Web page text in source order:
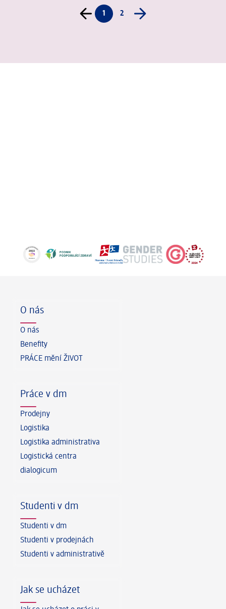
1 2
O nás
O nás
Benefity
PRÁCE mění ŽIVOT
Práce v dm
Prodejny
Logistika
Logistika administrativa
Logistická centra
dialogicum
Studenti v dm
Studenti v dm
Studenti v prodejnách
Studenti v administrativě
Jak se ucházet